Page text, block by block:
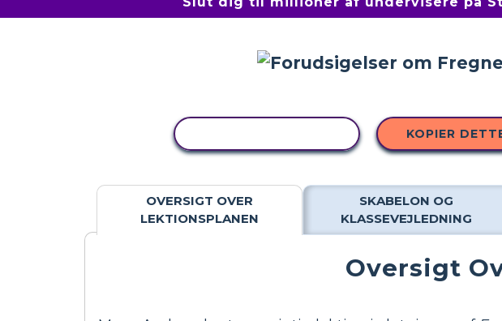
KOPIER
OVERSIGT OVER
LEKTIONSPLANEN
SKABELON OG
KLASSEVEJLEDNING
Oversigt